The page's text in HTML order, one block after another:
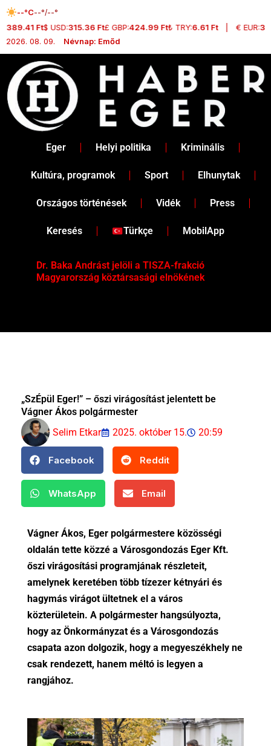
Skip
to
content
--°C--°/--°
389.41 Ft$ USD:315.36 Ft£ GBP:424.99 Ft₺ TRY:6.61 Ft| € EUR:
2026. 08. 09.
Névnap: Emőd
Eger Helyi politika Kriminális
Kultúra, programok Sport Elhunytak
Országos történések Vidék Press
Keresés Türkçe MobilApp
Dr. Baka Andrást jelöli a TISZA-frakció
Magyarország köztársasági elnökének
„SzÉpül Eger!” – őszi virágosítást jelentett be
Vágner Ákos polgármester
Selim Etkar
2025. október 15. 20:59
Facebook Reddit
WhatsApp Email
Vágner Ákos, Eger polgármestere közösségi
oldalán tette közzé a Városgondozás Eger Kft.
őszi virágosítási programjának részleteit,
amelynek keretében több tízezer kétnyári és
hagymás virágot ültetnek el a város
közterületein. A polgármester hangsúlyozta,
hogy az Önkormányzat és a Városgondozás
csapata azon dolgozik, hogy a megyeszékhely ne
csak rendezett, hanem méltó is legyen a
rangjához.